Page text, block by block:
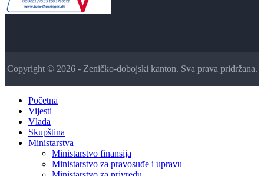
Copyright © 2026 - Zeničko-dobojski kanton. Sva prava pridržana.
Početna
Vijesti
Vlada
Skupština
Ministarstva
Ministarstvo finansija
Ministarstvo za pravosuđe i upravu